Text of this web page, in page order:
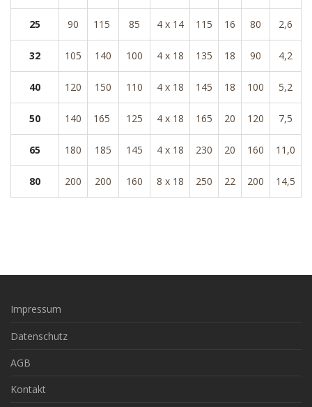
25 90 115 85 4 x 14 115 16 80 2,6
32 105 140 100 4 x 18 135 18 90 4,2
40 120 150 110 4 x 18 145 18 100 5,2
50 140 165 125 4 x 18 165 20 120 7,5
65 180 185 145 4 x 18 230 20 160 11,0
80 200 200 160 8 x 18 250 22 200 14,5
Impressum
Datenschutz
AGB
Kontakt